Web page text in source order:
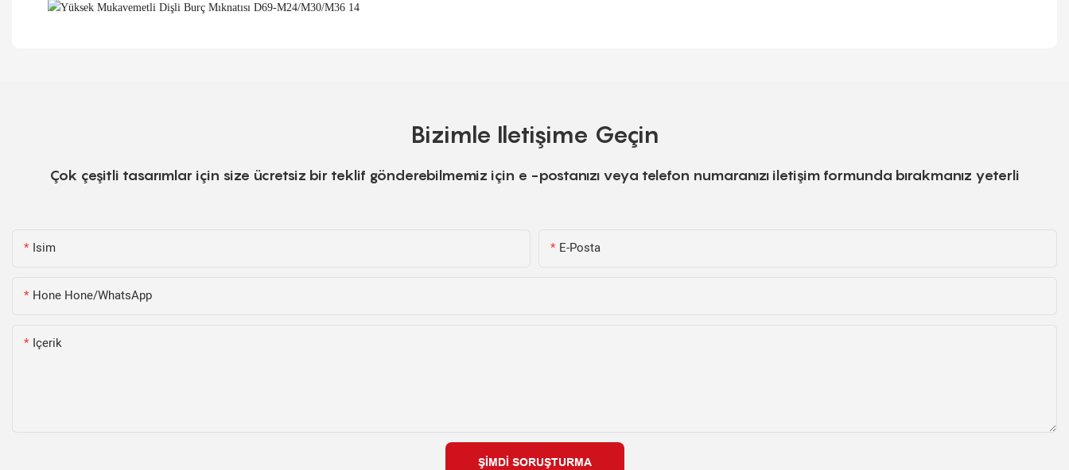
Bizimle Iletişime Geçin
Çok çeşitli tasarımlar için size ücretsiz bir teklif gönderebilmemiz için e -postanızı veya telefon numaranızı iletişim formunda bırakmanız yeterli
Isim E-Posta
Hone Hone/WhatsApp
Içerik
ŞIMDI SORUŞTURMA